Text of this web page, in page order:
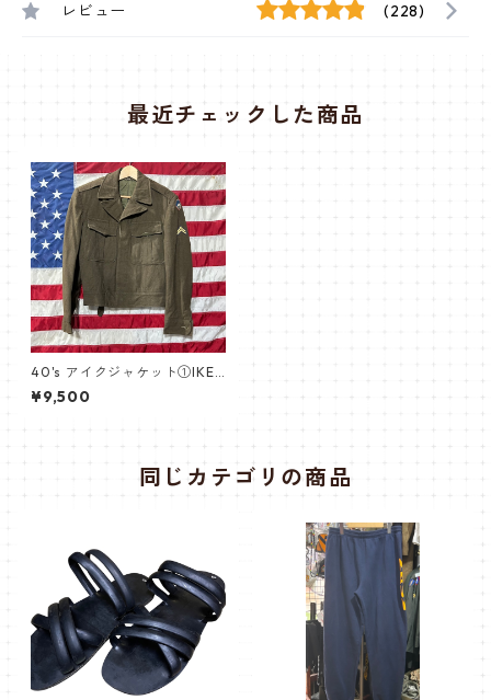
レビュー (228)
最近チェックした商品
40's アイクジャケット①IKE
Jacket 34R アイゼンハワージ
ャケット（M-1944/M-1947タ
¥9,500
同じカテゴリの商品